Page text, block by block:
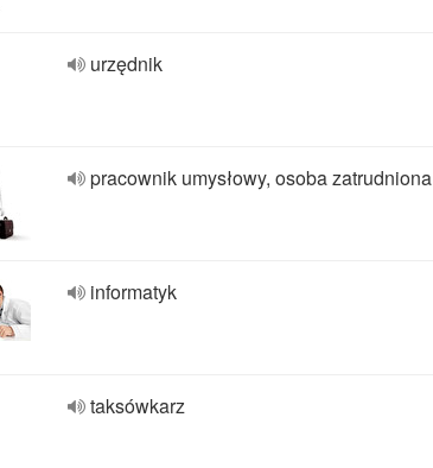
urzędnik
pracownik umysłowy, osoba zatrudniona
informatyk
taksówkarz